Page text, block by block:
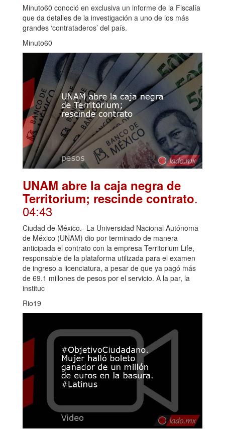
Minuto60 conoció en exclusiva un informe de la Fiscalía
que da detalles de la investigación a uno de los más
grandes ‘contrataderos’ del país.
Minuto60
UNAM abre la caja negra de
Territorium; rescinde contrato.
04:43
Ciudad de México.- La Universidad Nacional Autónoma
de México (UNAM) dio por terminado de manera
anticipada el contrato con la empresa Territorium Life,
responsable de la plataforma utilizada para el examen
de ingreso a licenciatura, a pesar de que ya pagó más
de 69.1 millones de pesos por el servicio. A la par, la
instituc
Rio19